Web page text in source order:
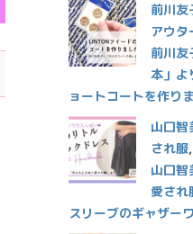
前川友
アウタ
前川友
本」よ
ョートコートを作りま
山口智
され服,
山口智
愛され
スリーブのギャザー